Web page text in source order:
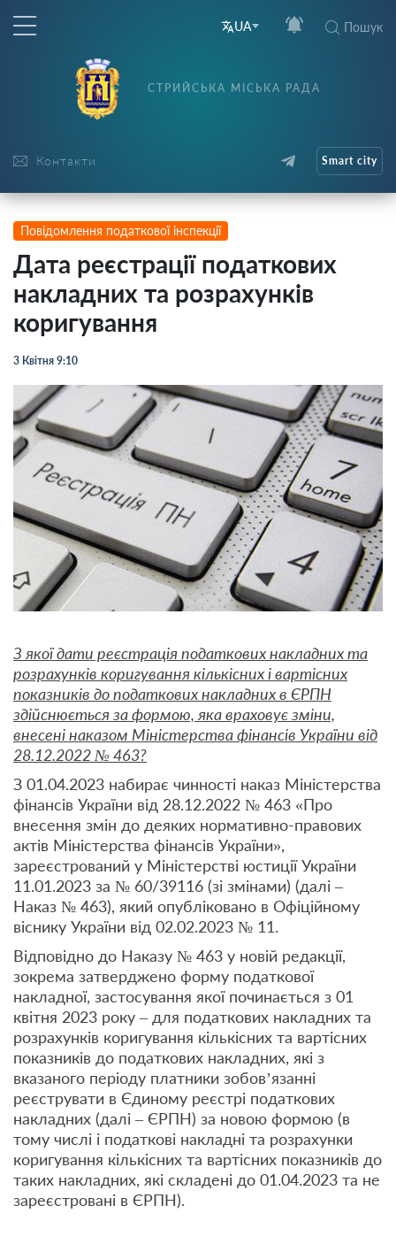
UA Пошук
Контакти
СТРИЙСЬКА МІСЬКА РАДА
Smart city
Повідомлення податкової інспекції
Дата реєстрації податкових
накладних та розрахунків
коригування
3 Квітня 9:10
З якої дати реєстрація податкових накладних та
розрахунків коригування кількісних і вартісних
показників до податкових накладних в ЄРПН
здійснюється за формою, яка враховує зміни,
внесені наказом Міністерства фінансів України від
28.12.2022 № 463?
З 01.04.2023 набирає чинності наказ Міністерства
фінансів України від 28.12.2022 № 463 «Про
внесення змін до деяких нормативно-правових
актів Міністерства фінансів України»,
зареєстрований у Міністерстві юстиції України
11.01.2023 за № 60/39116 (зі змінами) (далі –
Наказ № 463), який опубліковано в Офіційному
віснику України від 02.02.2023 № 11.
Відповідно до Наказу № 463 у новій редакції,
зокрема затверджено форму податкової
накладної, застосування якої починається з 01
квітня 2023 року – для податкових накладних та
розрахунків коригування кількісних та вартісних
показників до податкових накладних, які з
вказаного періоду платники зобов’язанні
реєструвати в Єдиному реєстрі податкових
накладних (далі – ЄРПН) за новою формою (в
тому числі і податкові накладні та розрахунки
коригування кількісних та вартісних показників до
таких накладних, які складені до 01.04.2023 та не
зареєстровані в ЄРПН).